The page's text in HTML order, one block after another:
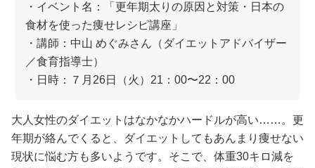
・イベント名：「更年期太りの原因と対策・日本の
食材を使った痩せレシピ講座」
・講師：中山 めぐみさん（ダイエットアドバイザー
／食育指導士）
・日時：７月26日（火）21：00〜22：00
大人女性のダイエットはなかなかハードルが高い……。更
年期が絡んでくると、ダイエットしてもあんまり痩せない
現状に悩む方も多いようです。そこで、体重30キロ減を